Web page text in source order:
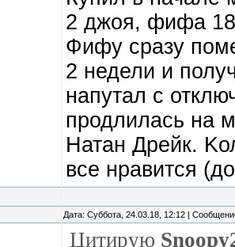
2 джоя, фифа
Фифу сразу
2 недели и
напутал с
продлилась на
Натан Дрейк.
все нравится
Дата: Суббота, 24.03.18, 12:12 |
Цитирую